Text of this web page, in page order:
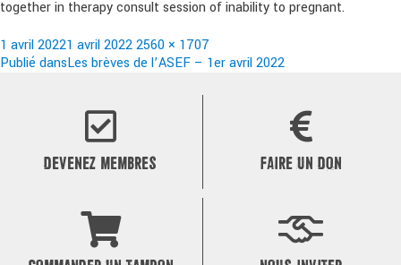
together in therapy consult session of inability to pregnant.
Publié
le
1 avril 20221 avril 2022Taille
réelle
2560 × 1707
Navigation
Publié dansLes brèves de l’ASEF – 1er avril 2022
DEVENEZ MEMBRES FAIRE UN DON